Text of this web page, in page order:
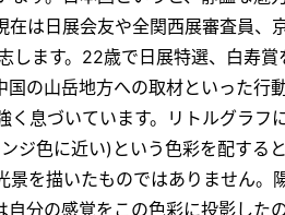
は日展会友や全関西展審査員、
ます。22歳で日展特選、白寿
の山岳地方への取材といった行
息づいています。リトルグラフ
ジ色に近い)という色彩を配する
を描いたものではありません。
分の感覚をこの色彩に投影した